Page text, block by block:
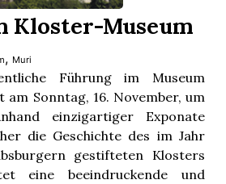
Kloster-Museum
, Muri
Führung im Museum
Sonntag, 16. November, um
einzigartiger Exponate
die Geschichte des im Jahr
gestifteten Klosters
eine beeindruckende und